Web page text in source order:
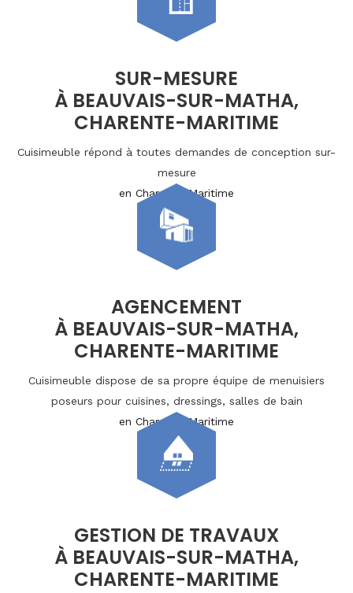
SUR-MESURE
À BEAUVAIS-SUR-MATHA,
CHARENTE-MARITIME
Cuisimeuble répond à toutes demandes de conception sur-
mesure
en Charente-Maritime
AGENCEMENT
À BEAUVAIS-SUR-MATHA,
CHARENTE-MARITIME
Cuisimeuble dispose de sa propre équipe de menuisiers
poseurs pour cuisines, dressings, salles de bain
en Charente-Maritime
GESTION DE TRAVAUX
À BEAUVAIS-SUR-MATHA,
CHARENTE-MARITIME